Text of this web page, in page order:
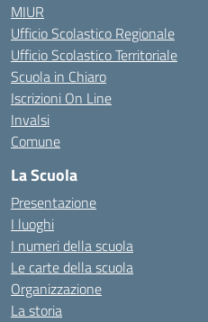
MIUR
Ufficio Scolastico Regionale
Ufficio Scolastico Territoriale
Scuola in Chiaro
Iscrizioni On Line
Invalsi
Comune
La Scuola
Presentazione
I luoghi
I numeri della scuola
Le carte della scuola
Organizzazione
La storia